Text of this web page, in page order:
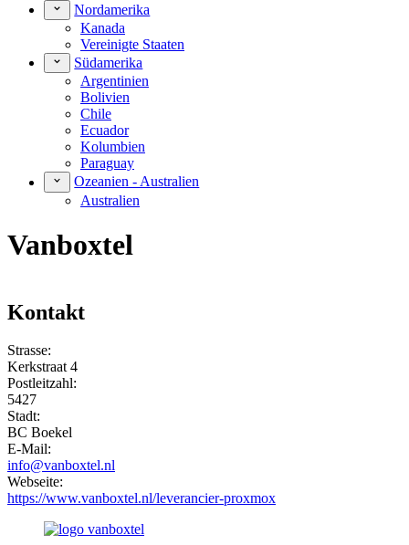
Nordamerika
Kanada
Vereinigte Staaten
Südamerika
Argentinien
Bolivien
Chile
Ecuador
Kolumbien
Paraguay
Ozeanien - Australien
Australien
Vanboxtel
Kontakt
Strasse:
Kerkstraat 4
Postleitzahl:
5427
Stadt:
BC Boekel
E-Mail:
info@vanboxtel.nl
Webseite:
https://www.vanboxtel.nl/leverancier-proxmox